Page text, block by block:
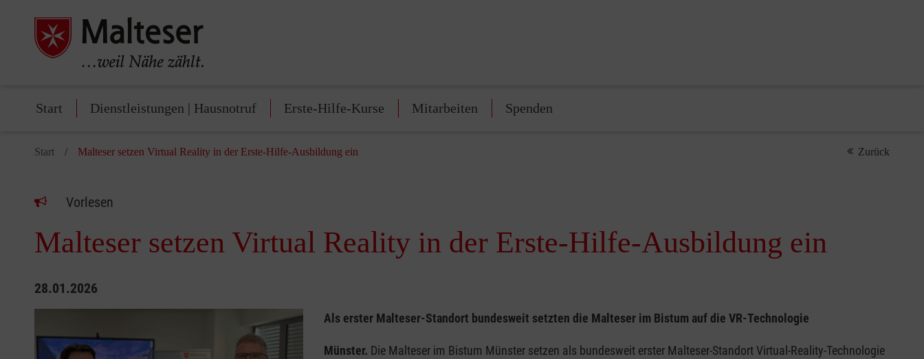
Start Dienstleistungen | Hausnotruf Erste-Hilfe-Kurse Mitarbeiten Spenden
Start Malteser setzen Virtual Reality in der Erste-Hilfe-Ausbildung ein Zurück
Vorlesen
Malteser setzen Virtual Reality in der Erste-Hilfe-Ausbildung ein
28.01.2026
Als erster Malteser-Standort bundesweit setzten die Malteser im Bistum auf die VR-Technologie
Münster. Die Malteser im Bistum Münster setzen als bundesweit erster Malteser-Standort Virtual-Reality-Technologie